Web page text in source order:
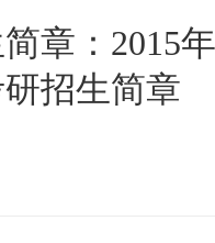
章：2015
招生简章